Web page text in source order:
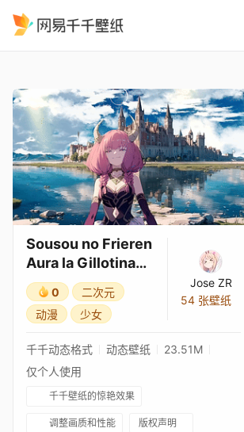
Sousou no Frieren
Aura la Gillotina
4K (アウラ) 2
0
二次元
动漫
少女
Jose ZR
54 张壁纸
千千动态格式 动态壁纸
23.51M
仅个人使用
千千壁纸的惊艳效果
调整画质和性能 版权声明